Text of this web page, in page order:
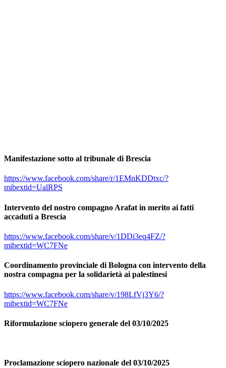
Manifestazione sotto al tribunale di Brescia
https://www.facebook.com/share/r/1EMnKDDtxc/?
mibextid=UalRPS
Intervento del nostro compagno Arafat in merito ai fatti
accaduti a Brescia
https://www.facebook.com/share/v/1DDi3eq4FZ/?
mibextid=WC7FNe
Coordinamento provinciale di Bologna con intervento della
nostra compagna per la solidarietà ai palestinesi
https://www.facebook.com/share/v/198LfVj3Y6/?
mibextid=WC7FNe
Riformulazione sciopero generale del 03/10/2025
Proclamazione sciopero nazionale del 03/10/2025